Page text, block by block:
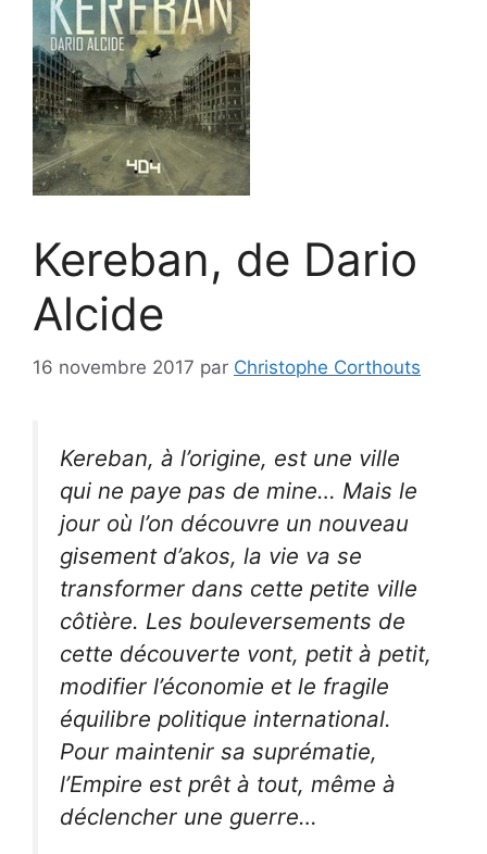
Kereban, de Dario
Alcide
16 novembre 2017 par Christophe Corthouts
Kereban, à l’origine, est une ville
qui ne paye pas de mine… Mais le
jour où l’on découvre un nouveau
gisement d’akos, la vie va se
transformer dans cette petite ville
côtière. Les bouleversements de
cette découverte vont, petit à petit,
modifier l’économie et le fragile
équilibre politique international.
Pour maintenir sa suprématie,
l’Empire est prêt à tout, même à
déclencher une guerre…